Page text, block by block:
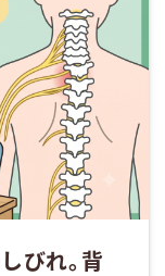
びれ。背